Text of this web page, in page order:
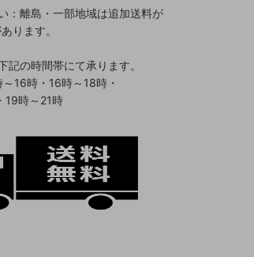
：離島・一部地域は追加送料が
ります。
記の時間帯にて承ります。
16時・16時～18時・
19時～21時